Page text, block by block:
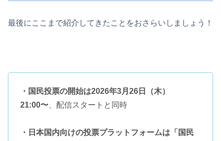
最後にここまで紹介してきたことをおさらいしましょう！
・国民投票の開始は2026年3月26日（木）
21:00〜 、配信スタートと同時
・日本国内向けの投票プラットフォームは「国民